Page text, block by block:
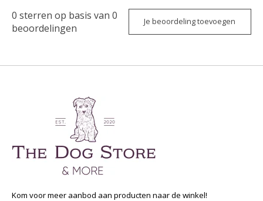
0 sterren op basis van 0
beoordelingen
Je beoordeling toevoegen
Kom voor meer aanbod aan producten naar de winkel!